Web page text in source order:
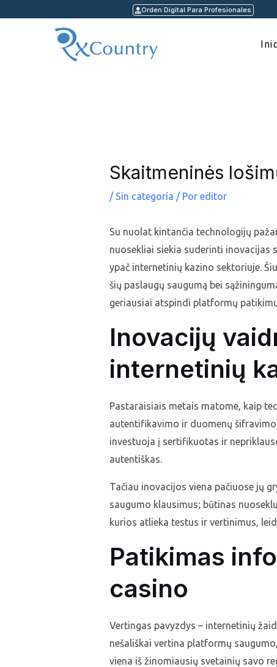
Orden Digital Para Profesionales
Skaitmeninės
/ Sin categoría / Por editor
Su nuolat kintančia technologijų
nuosekliai siekia suderinti inovacijas
ypač internetinių kazino sektoriuje.
šių paslaugų saugumą bei
geriausiai atspindi platformų
Inovacijų
internetinių
Pastaraisiais metais matome, kaip
autentifikavimo ir duomenų
investuoja į sertifikuotas ir
autentiškas.
Tačiau inovacijos viena pačiuose jų
saugumo klausimus; būtinas
kurios atlieka testus ir vertinimus,
Patikimas
casino
Vertingas pavyzdys – internetinių
nešališkai vertina platformų
viena iš žinomiausių svetainių savo